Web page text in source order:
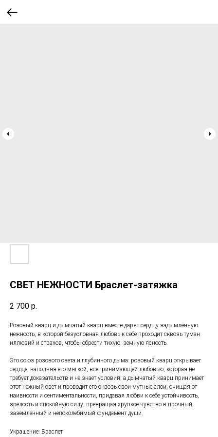
СВЕТ НЕЖНОСТИ Браслет-затяжка
2 700 р.
Розовый кварц и дымчатый кварц вместе дарят сердцу задымлённую
нежность, в которой безусловная любовь к себе проходит сквозь туман
иллюзий и страхов, чтобы обрести тихую, земную ясность.
Это союз розового света и глубинного дыма: розовый кварц открывает
сердце, наполняя его мягкой, всепринимающей любовью, которая не
требует доказательств и не знает условий; а дымчатый кварц принимает
этот нежный свет и проводит его сквозь свои мутные слои, очищая от
наивности и сентиментальности, придавая любви к себе устойчивость,
зрелость и спокойную силу, превращая хрупкое чувство в прочный,
заземлённый и непоколебимый фундамент души.
Украшение: Браслет